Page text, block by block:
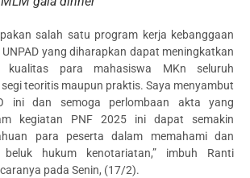
salah satu program kerja kebanggaan
yang diharapkan dapat meningkatkan
kualitas para mahasiswa MKn seluruh
teoritis maupun praktis. Saya menyambut
ini dan semoga perlombaan akta yang
kegiatan PNF 2025 ini dapat semakin
para peserta dalam memahami dan
beluk hukum kenotariatan,” imbuh Ranti
pada Senin, (17/2).